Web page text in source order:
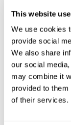
This website
We use cookies
provide social
We also share
our social
may combine it
provided to
of their services.
реакции - в
сравнения
участниками,
Критерий
квадрат.
Было проверено,